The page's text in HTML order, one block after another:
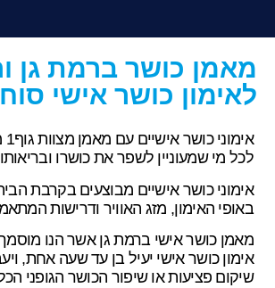
מאמן כושר ברמת גן
לאימון כושר אישי
לכל מי שמעוניין לשפר את כושרו
אימוני כושר אישיים מבוצעים בקרבת
באופי האימון, מזג האוויר ודרישות
מאמן כושר אישי ברמת גן אשר הנו
אימון כושר אישי יעיל בן עד שעה אחת,
שיקום פציעות או שיפור הכושר הגופני